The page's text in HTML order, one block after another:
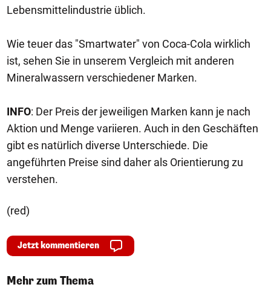
Lebensmittelindustrie üblich.
Wie teuer das "Smartwater" von Coca-Cola wirklich
ist, sehen Sie in unserem Vergleich mit anderen
Mineralwassern verschiedener Marken.
INFO: Der Preis der jeweiligen Marken kann je nach
Aktion und Menge variieren. Auch in den Geschäften
gibt es natürlich diverse Unterschiede. Die
angeführten Preise sind daher als Orientierung zu
verstehen.
(red)
Jetzt kommentieren
Mehr zum Thema